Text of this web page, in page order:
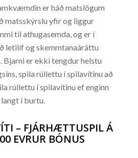
er háð matslögum
matsskýrslu yfir og liggur
til athugasemda, og er í
letilíf og skemmtanaáráttu
Bjarni er ekki tengdur helstu
spila rúllettu í spilavítinu að
rúllettu í spilavítinu ef enginn
í burtu.
– FJÁRHÆTTUSPIL Á
EVRUR BÓNUS